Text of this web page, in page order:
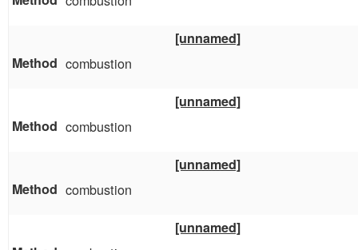
[unnamed]
combustion
[unnamed]
combustion
[unnamed]
combustion
[unnamed]